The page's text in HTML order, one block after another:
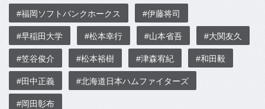
#福岡ソフトバンクホークス #伊藤将司
#早稲田大学 #松本幸行 #山本省吾 #大関友久
#笠谷俊介 #松本裕樹 #津森宥紀 #和田毅
#田中正義 #北海道日本ハムファイターズ
#岡田彰布